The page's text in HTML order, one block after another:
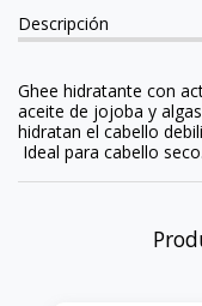
Descripción
Ghee hidratante con
aceite de jojoba y
hidratan el cabello
Ideal para cabello seco.